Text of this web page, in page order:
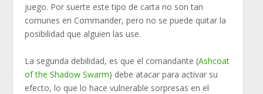
juego. Por suerte este tipo de carta no son tan
comunes en Commander, pero no se puede quitar la
posibilidad que alguien las use.
La segunda debilidad, es que el comandante (Ashcoat
of the Shadow Swarm) debe atacar para activar su
efecto, lo que lo hace vulnerable sorpresas en el